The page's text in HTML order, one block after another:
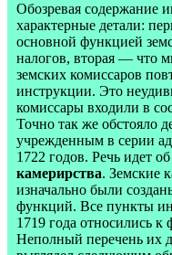
Обозревая содержание
характерные детали:
основной функцией
налогов, вторая — что
земских комиссаров
инструкции. Это
комиссары входили в
Точно так же обстояло
учрежденным в серии
1722 годов. Речь идет об
камерирства. Земские
изначально были
функций. Все пункты
1719 года относились к
Неполный перечень их